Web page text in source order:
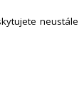
neustále